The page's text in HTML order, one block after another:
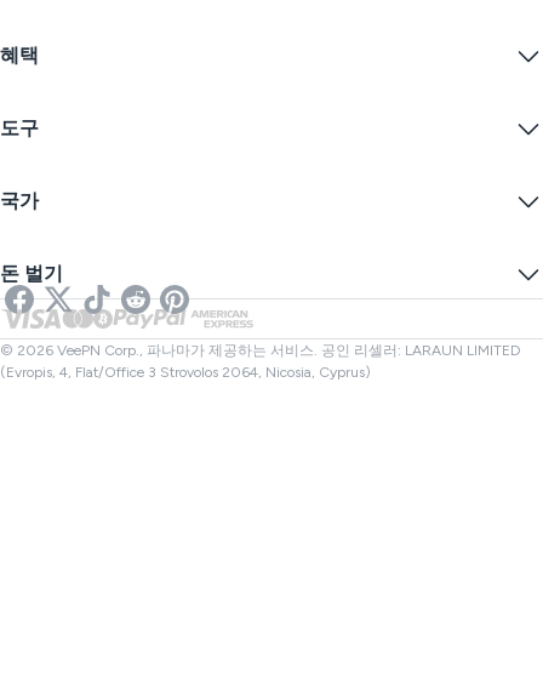
Firefox
무료 VPN
가격
학생 할인
블로그
문의하기
개인정보 보호정책
쿠키 기본 설정
혜택
인터넷 개인정보 보호
익명 IP
스트리밍을 위한 VPN
넷플릭스 VPN
도구
IP 숨기기
온라인 SMS
링크 검사기
파일 검사기
국가
영국 VPN
캐나다 VPN
터키 VPN
돈 벌기
제휴사
© 2026 VeePN Corp., 파나마가 제공하는 서비스. 공인 리셀러: LARAUN LIMITED
(Evropis, 4, Flat/Office 3 Strovolos 2064, Nicosia, Cyprus)